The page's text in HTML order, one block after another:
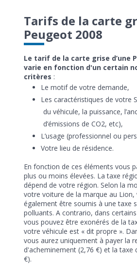
Tarifs de la carte
Peugeot 2008
Le tarif de la carte grise d’une
varie en fonction d'un certain
critères :
Le motif de votre demande,
Les caractéristiques de votre
du véhicule, la puissance,
d’émissions de CO2, etc),
L’usage (professionnel ou
Votre lieu de résidence.
En fonction de ces éléments vous
plus ou moins élevées. La taxe
dépend de votre région. Selon la
votre voiture de la marque au Lion,
également être soumis à une taxe
polluants. A contrario, dans
vous pouvez être exonérés de la
votre véhicule est « dit propre ».
vous aurez uniquement à payer la
d'acheminement (2,76 €) et la taxe
€).